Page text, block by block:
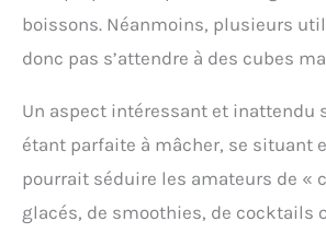
boissons. Néanmoins, plusieurs
donc pas s’attendre à des cubes
Un aspect intéressant et inattendu
étant parfaite à mâcher, se situant
pourrait séduire les amateurs de «
glacés, de smoothies, de cocktails